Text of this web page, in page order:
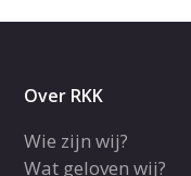
Over RKK
Wie zijn wij?
Wat geloven wij?